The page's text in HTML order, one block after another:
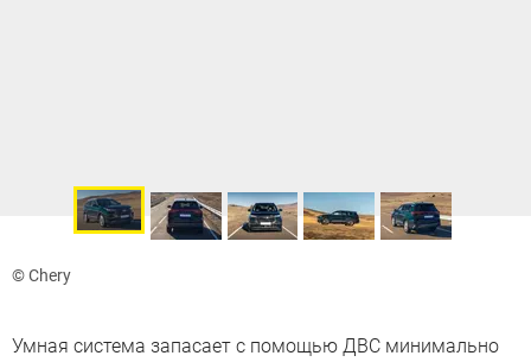
© Chery
Умная система запасает с помощью ДВС минимально